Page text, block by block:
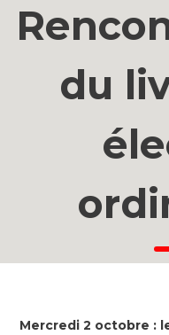
du
Mercredi 2 octobre :